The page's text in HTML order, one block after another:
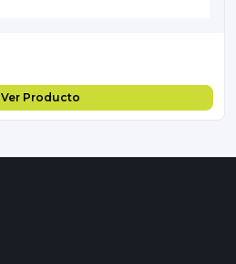
Ver Producto